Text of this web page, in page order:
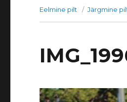
Eelmine pilt Järgmine